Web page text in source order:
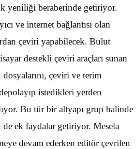
yeniliği beraberinde getiriyor.
ve internet bağlantısı olan
çeviri yapabilecek. Bulut
destekli çeviri araçları sunan
çeviri ve terim
istedikleri yerden
Bu tür bir altyapı grup halinde
de ek faydalar getiriyor. Mesela
devam ederken editör çevrilen